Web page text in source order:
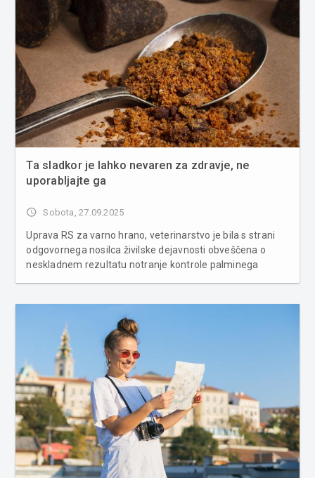
Ta sladkor je lahko nevaren za zdravje, ne
uporabljajte ga
access_time Sobota, 27.09.2025
Uprava RS za varno hrano, veterinarstvo je bila s strani
odgovornega nosilca živilske dejavnosti obveščena o
neskladnem rezultatu notranje kontrole palminega